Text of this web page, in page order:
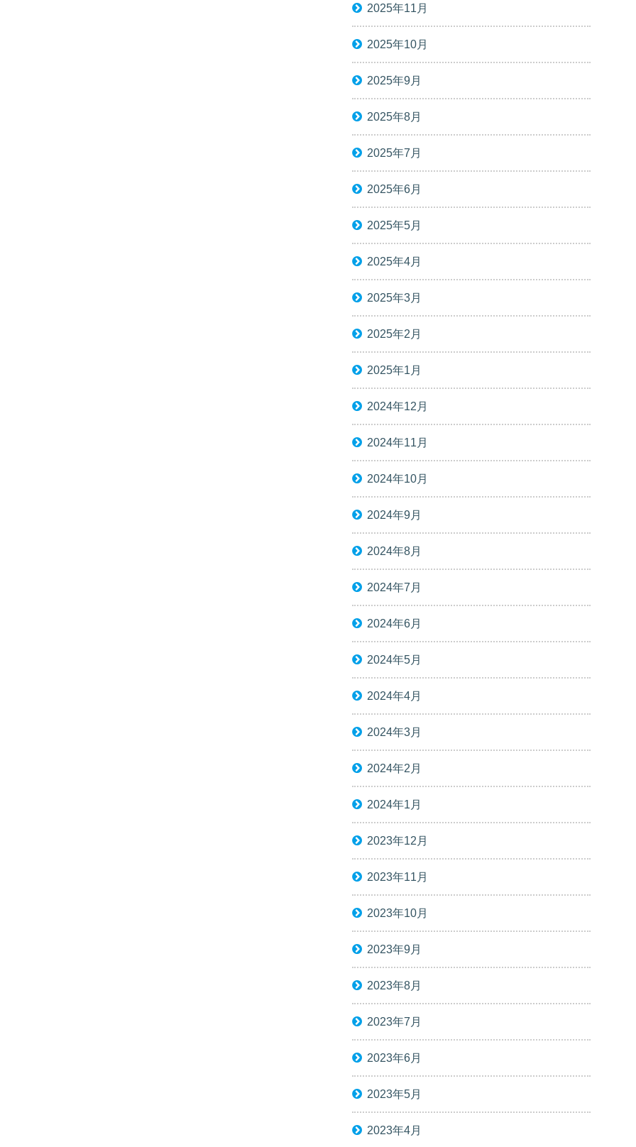
2025年11月
2025年10月
2025年9月
2025年8月
2025年7月
2025年6月
2025年5月
2025年4月
2025年3月
2025年2月
2025年1月
2024年12月
2024年11月
2024年10月
2024年9月
2024年8月
2024年7月
2024年6月
2024年5月
2024年4月
2024年3月
2024年2月
2024年1月
2023年12月
2023年11月
2023年10月
2023年9月
2023年8月
2023年7月
2023年6月
2023年5月
2023年4月